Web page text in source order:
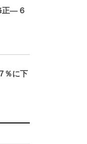
正―６
％に下